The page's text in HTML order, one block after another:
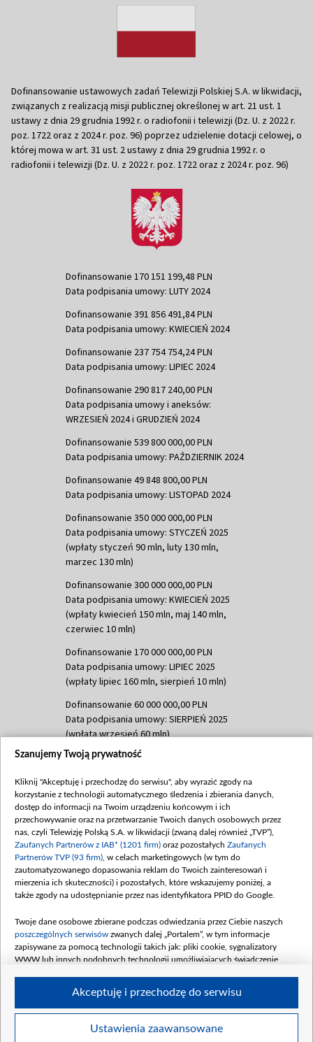
Dofinansowanie ustawowych zadań Telewizji Polskiej S.A. w likwidacji,
związanych z realizacją misji publicznej określonej w art. 21 ust. 1
ustawy z dnia 29 grudnia 1992 r. o radiofonii i telewizji (Dz. U. z 2022 r.
poz. 1722 oraz z 2024 r. poz. 96) poprzez udzielenie dotacji celowej, o
której mowa w art. 31 ust. 2 ustawy z dnia 29 grudnia 1992 r. o
radiofonii i telewizji (Dz. U. z 2022 r. poz. 1722 oraz z 2024 r. poz. 96)
Dofinansowanie 170 151 199,48 PLN
Data podpisania umowy: LUTY 2024
Dofinansowanie 391 856 491,84 PLN
Data podpisania umowy: KWIECIEŃ 2024
Dofinansowanie 237 754 754,24 PLN
Data podpisania umowy: LIPIEC 2024
Dofinansowanie 290 817 240,00 PLN
Data podpisania umowy i aneksów:
WRZESIEŃ 2024 i GRUDZIEŃ 2024
Dofinansowanie 539 800 000,00 PLN
Data podpisania umowy: PAŹDZIERNIK 2024
Dofinansowanie 49 848 800,00 PLN
Data podpisania umowy: LISTOPAD 2024
Dofinansowanie 350 000 000,00 PLN
Data podpisania umowy: STYCZEŃ 2025
(wpłaty styczeń 90 mln, luty 130 mln,
marzec 130 mln)
Dofinansowanie 300 000 000,00 PLN
Data podpisania umowy: KWIECIEŃ 2025
(wpłaty kwiecień 150 mln, maj 140 mln,
czerwiec 10 mln)
Dofinansowanie 170 000 000,00 PLN
Data podpisania umowy: LIPIEC 2025
(wpłaty lipiec 160 mln, sierpień 10 mln)
Dofinansowanie 60 000 000,00 PLN
Data podpisania umowy: SIERPIEŃ 2025
(wpłata wrzesień 60 mln)
Dofinansowanie 635 783 051,21 PLN
(wpłata wrzesień 100 mln, październik 350
mln, listopad 265 mln)
Dofinansowanie 48 862 000,00 PLN
Data podpisania umowy: GRUDZIEŃ 2025
(wpłata grudzień 60,548 mln)
Dofinansowanie 900 000 000,00 PLN
Data podpisania umowy: LUTY 2026 (wpłata
kwiecień 180 mln, 7 maja 180 mln, 8
czerwca 90 mln)
Dofinansowanie 250 000 000,00 PLN
4 sierpnia 250 mln
Szanujemy Twoją prywatność
Kliknij "Akceptuję i przechodzę do serwisu", aby wyrazić zgody na
korzystanie z technologii automatycznego śledzenia i zbierania danych,
dostęp do informacji na Twoim urządzeniu końcowym i ich
przechowywanie oraz na przetwarzanie Twoich danych osobowych przez
nas, czyli Telewizję Polską S.A. w likwidacji (zwaną dalej również „TVP”),
Zaufanych Partnerów z IAB* (1201 firm) oraz pozostałych Zaufanych
Partnerów TVP (93 firm) , w celach marketingowych (w tym do
zautomatyzowanego dopasowania reklam do Twoich zainteresowań i
mierzenia ich skuteczności) i pozostałych, które wskazujemy poniżej, a
także zgody na udostępnianie przez nas identyfikatora PPID do Google.
Twoje dane osobowe zbierane podczas odwiedzania przez Ciebie naszych
poszczególnych serwisów zwanych dalej „Portalem”, w tym informacje
zapisywane za pomocą technologii takich jak: pliki cookie, sygnalizatory
WWW lub innych podobnych technologii umożliwiających świadczenie
Twoje dane osobowe zbierane podczas odwiedzania przez Ciebie
Ustawienia zaawansowane
Akceptuję i przechodzę do serwisu